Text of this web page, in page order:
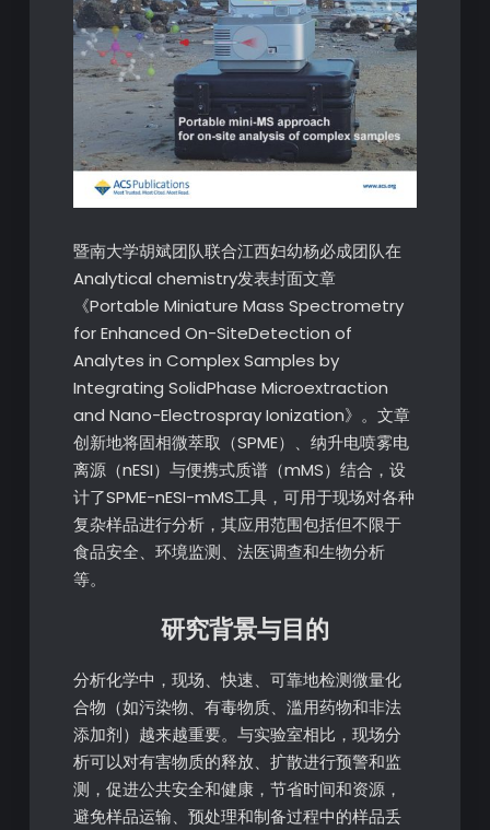
暨南大学胡斌团队联合江西妇幼杨必成团队在
Analytical chemistry发表封面文章
《Portable Miniature Mass Spectrometry
for Enhanced On-SiteDetection of
Analytes in Complex Samples by
Integrating SolidPhase Microextraction
and Nano-Electrospray Ionization》。文章
创新地将固相微萃取（SPME）、纳升电喷雾电
离源（nESI）与便携式质谱（mMS）结合，设
计了SPME-nESI-mMS工具，可用于现场对各种
复杂样品进行分析，其应用范围包括但不限于
食品安全、环境监测、法医调查和生物分析
等。
研究背景与目的
分析化学中，现场、快速、可靠地检测微量化
合物（如污染物、有毒物质、滥用药物和非法
添加剂）越来越重要。与实验室相比，现场分
析可以对有害物质的释放、扩散进行预警和监
测，促进公共安全和健康，节省时间和资源，
避免样品运输、预处理和制备过程中的样品丢